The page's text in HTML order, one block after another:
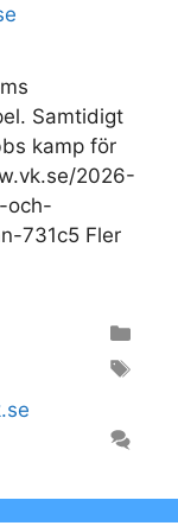
Samtidigt
kamp för
2026-
och-
731c5 Fler